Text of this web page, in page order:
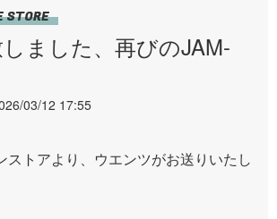
STORE
ました、再びのJAM-
03/12 17:55
ストアより、ウエンツがお送りいたし